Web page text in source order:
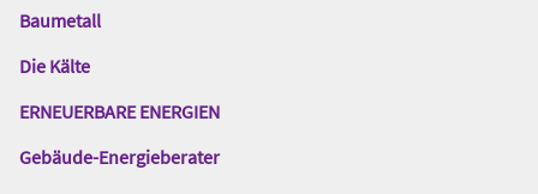
Das
Gentner
Baumetall
Die Kälte
ERNEUERBARE ENERGIEN
Gebäude-Energieberater